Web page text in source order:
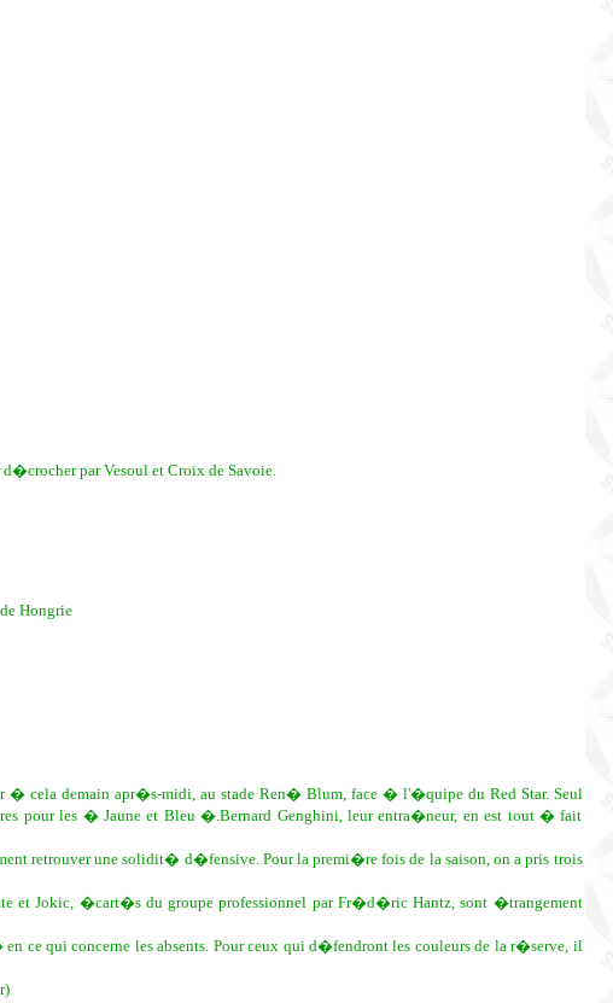
par Vesoul et Croix de Savoie.
Hongrie
cela demain apr�s-midi, au stade Ren� Blum, face � l'�quipe du Red Star. Seul
pour les � Jaune et Bleu �.Bernard Genghini, leur entra�neur, en est tout � fait
retrouver une solidit� d�fensive. Pour la premi�re fois de la saison, on a pris trois
et Jokic, �cart�s du groupe professionnel par Fr�d�ric Hantz, sont �trangement
ce qui concerne les absents. Pour ceux qui d�fendront les couleurs de la r�serve, il